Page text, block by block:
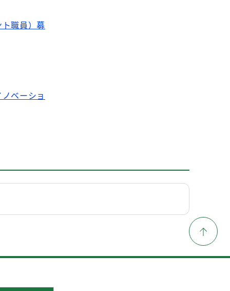
職員）募
ベーショ